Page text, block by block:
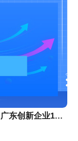
东信时代入选2025广东企业500强，广东创新企业100强